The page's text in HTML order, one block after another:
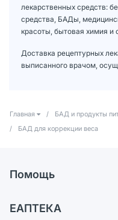
лекарственных средств:
средства, БАДы,
красоты, бытовая химия
Доставка рецептурных
выписанного врачом,
Главная / БАД и продукты
/
БАД для коррекции веса
Помощь
Самовывоз из аптек
ЕАПТЕКА